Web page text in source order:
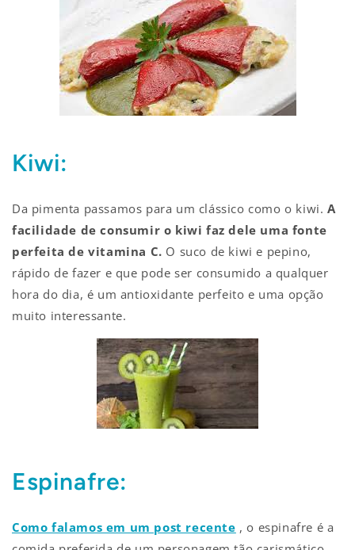
Kiwi:
Da pimenta passamos para um clássico como o kiwi. A
facilidade de consumir o kiwi faz dele uma fonte
perfeita de vitamina C. O suco de kiwi e pepino,
rápido de fazer e que pode ser consumido a qualquer
hora do dia, é um antioxidante perfeito e uma opção
muito interessante.
Espinafre:
Como falamos em um post recente , o espinafre é a